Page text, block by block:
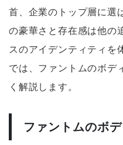
首、企業のトップ層に選
の豪華さと存在感は他の
スのアイデンティティを
では、ファントムのボデ
く解説します。
ファントムのボ